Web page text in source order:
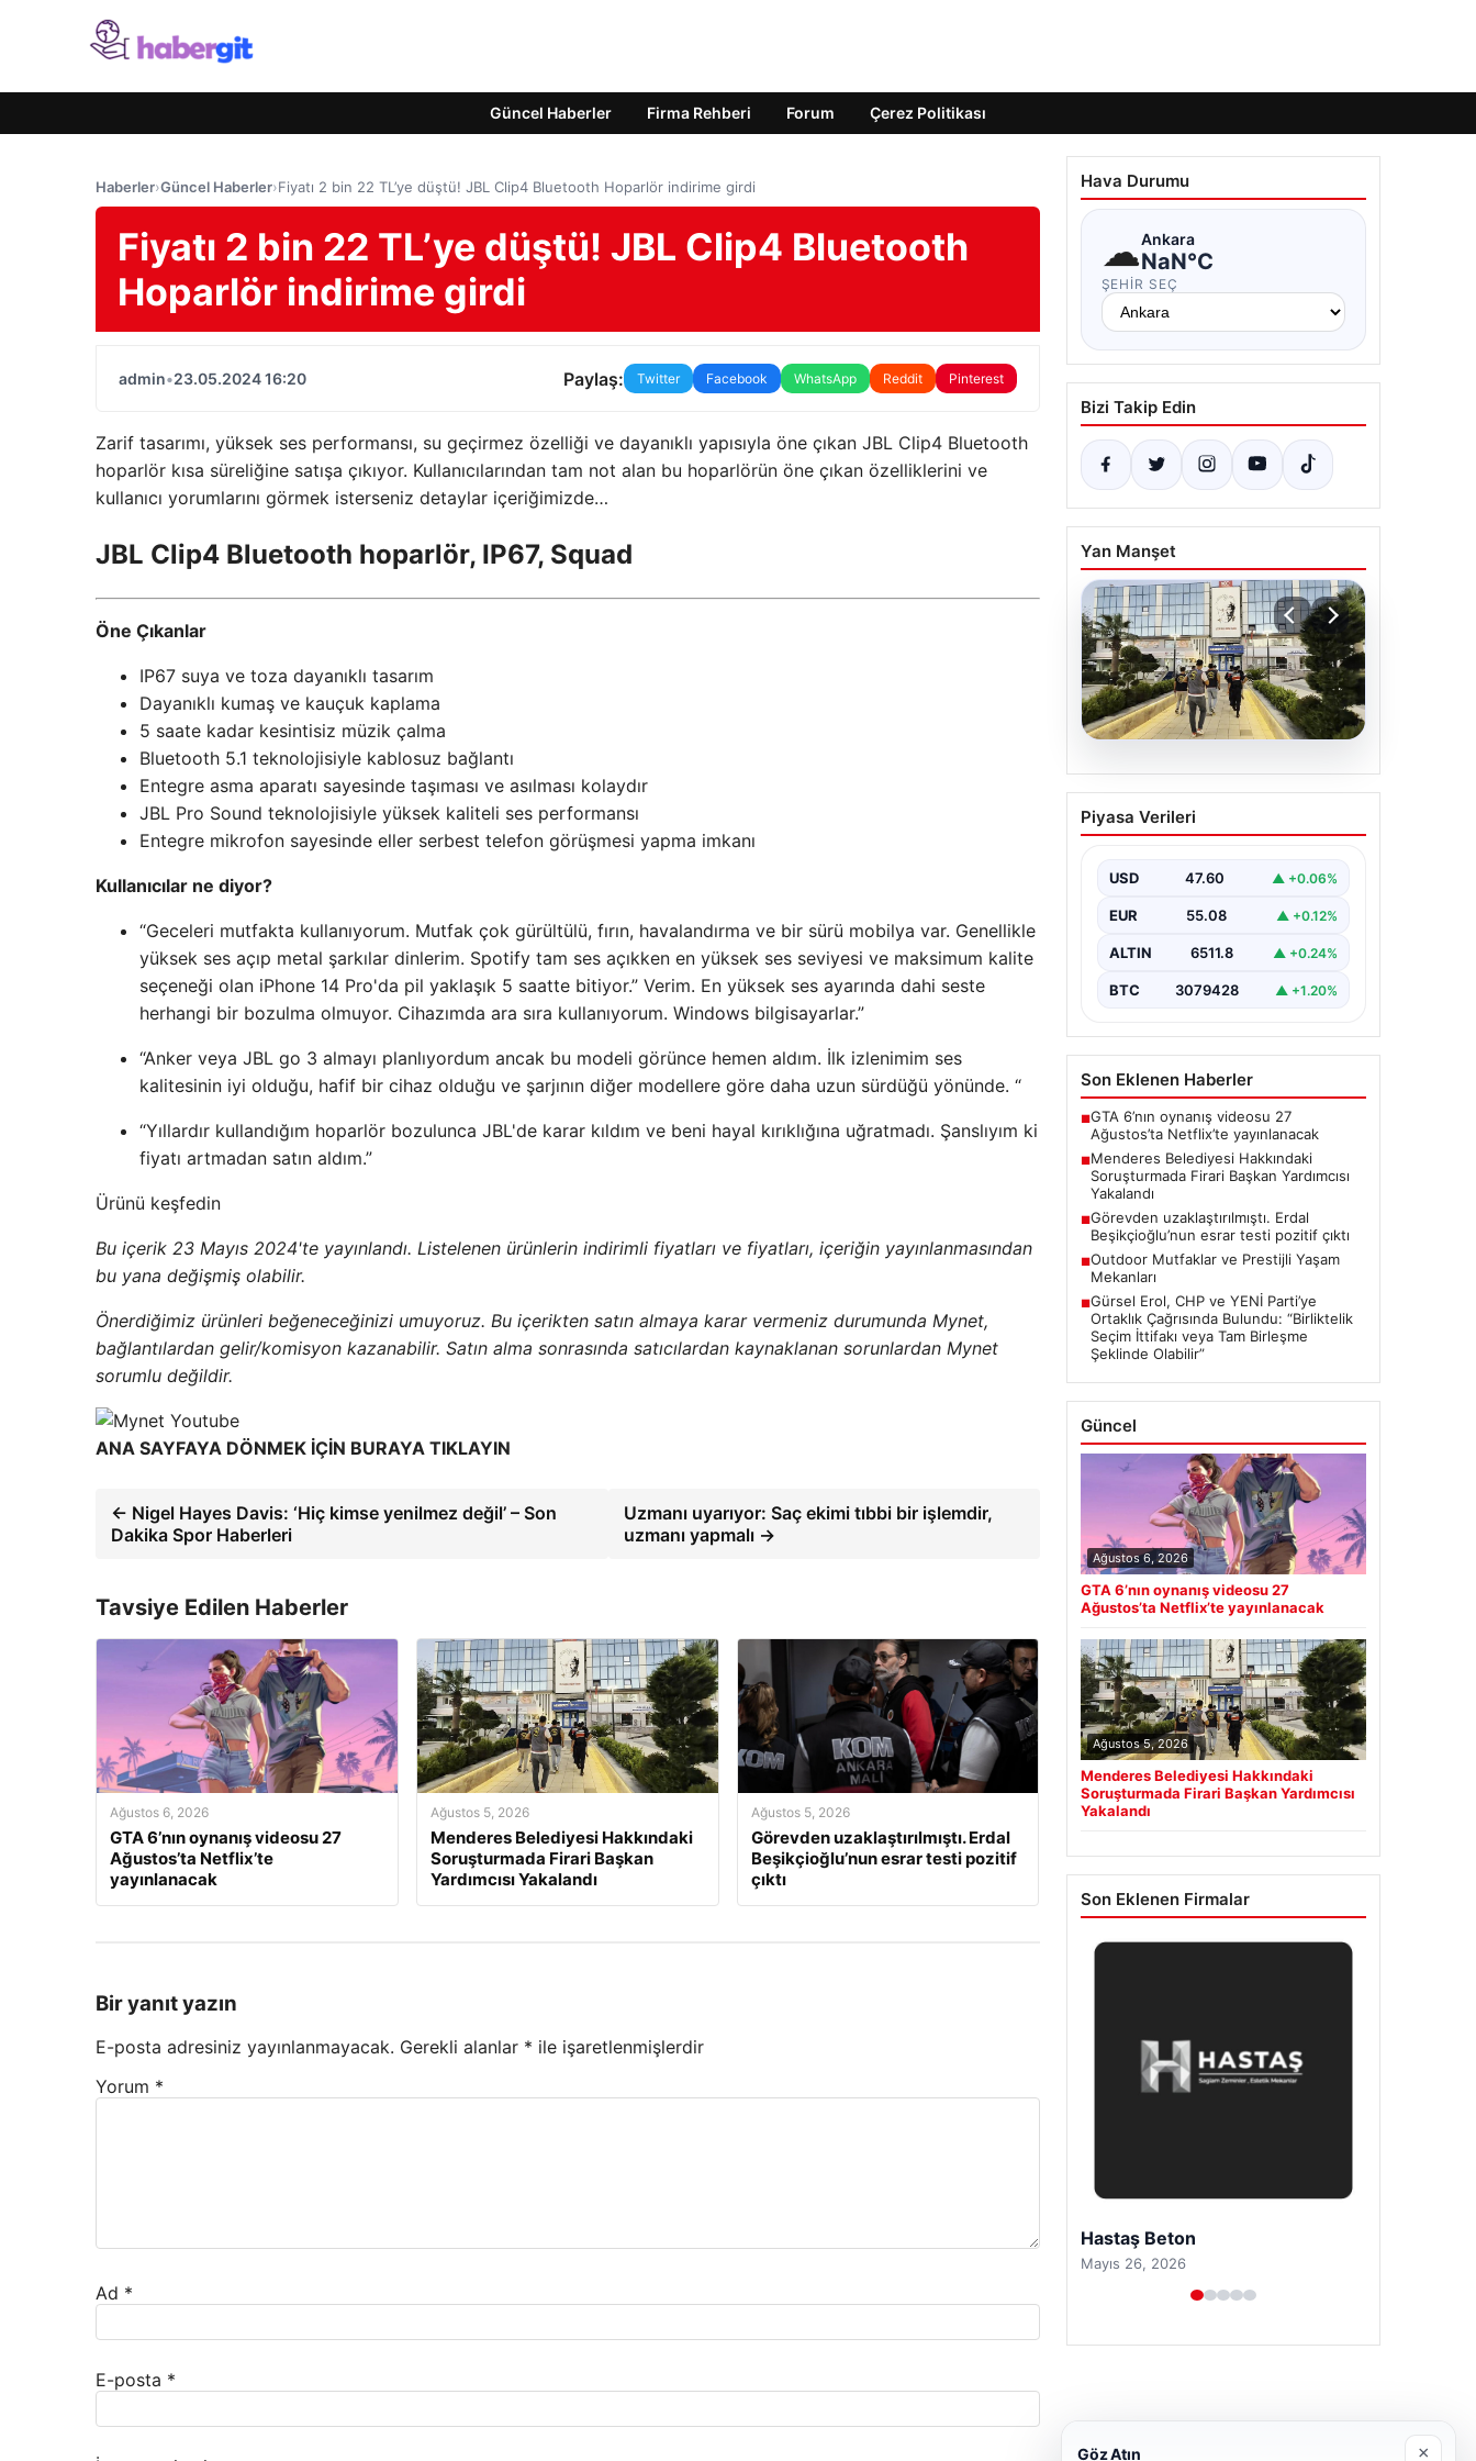
Güncel Haberler Firma Rehberi Forum Çerez Politikası
Haberler›Güncel Haberler›Fiyatı 2 bin 22 TL’ye düştü! JBL Clip4 Bluetooth Hoparlör indirime girdi
Fiyatı 2 bin 22 TL’ye düştü! JBL Clip4 Bluetooth
Hoparlör indirime girdi
admin•23.05.2024 16:20 Paylaş: Twitter Facebook WhatsApp Reddit Pinterest
Zarif tasarımı, yüksek ses performansı, su geçirmez özelliği ve dayanıklı yapısıyla öne çıkan JBL Clip4 Bluetooth
hoparlör kısa süreliğine satışa çıkıyor. Kullanıcılarından tam not alan bu hoparlörün öne çıkan özelliklerini ve
kullanıcı yorumlarını görmek isterseniz detaylar içeriğimizde…
JBL Clip4 Bluetooth hoparlör, IP67, Squad
Öne Çıkanlar
IP67 suya ve toza dayanıklı tasarım
Dayanıklı kumaş ve kauçuk kaplama
5 saate kadar kesintisiz müzik çalma
Bluetooth 5.1 teknolojisiyle kablosuz bağlantı
Entegre asma aparatı sayesinde taşıması ve asılması kolaydır
JBL Pro Sound teknolojisiyle yüksek kaliteli ses performansı
Entegre mikrofon sayesinde eller serbest telefon görüşmesi yapma imkanı
Kullanıcılar ne diyor?
“Geceleri mutfakta kullanıyorum. Mutfak çok gürültülü, fırın, havalandırma ve bir sürü mobilya var. Genellikle
yüksek ses açıp metal şarkılar dinlerim. Spotify tam ses açıkken en yüksek ses seviyesi ve maksimum kalite
seçeneği olan iPhone 14 Pro'da pil yaklaşık 5 saatte bitiyor.” Verim. En yüksek ses ayarında dahi seste
herhangi bir bozulma olmuyor. Cihazımda ara sıra kullanıyorum. Windows bilgisayarlar.”
“Anker veya JBL go 3 almayı planlıyordum ancak bu modeli görünce hemen aldım. İlk izlenimim ses
kalitesinin iyi olduğu, hafif bir cihaz olduğu ve şarjının diğer modellere göre daha uzun sürdüğü yönünde. “
“Yıllardır kullandığım hoparlör bozulunca JBL'de karar kıldım ve beni hayal kırıklığına uğratmadı. Şanslıyım ki
fiyatı artmadan satın aldım.”
Ürünü keşfedin
Bu içerik 23 Mayıs 2024'te yayınlandı. Listelenen ürünlerin indirimli fiyatları ve fiyatları, içeriğin yayınlanmasından
bu yana değişmiş olabilir.
Önerdiğimiz ürünleri beğeneceğinizi umuyoruz. Bu içerikten satın almaya karar vermeniz durumunda Mynet,
bağlantılardan gelir/komisyon kazanabilir. Satın alma sonrasında satıcılardan kaynaklanan sorunlardan Mynet
sorumlu değildir.
ANA SAYFAYA DÖNMEK İÇİN BURAYA TIKLAYIN
← Nigel Hayes Davis: ‘Hiç kimse yenilmez değil’ – Son
Dakika Spor Haberleri
Uzmanı uyarıyor: Saç ekimi tıbbi bir işlemdir,
uzmanı yapmalı →
Tavsiye Edilen Haberler
Ağustos 6, 2026
GTA 6’nın oynanış videosu 27
Ağustos’ta Netflix’te
yayınlanacak
Ağustos 5, 2026
Menderes Belediyesi Hakkındaki
Soruşturmada Firari Başkan
Yardımcısı Yakalandı
Ağustos 5, 2026
Görevden uzaklaştırılmıştı. Erdal
Beşikçioğlu’nun esrar testi pozitif
çıktı
Bir yanıt yazın
E-posta adresiniz yayınlanmayacak. Gerekli alanlar * ile işaretlenmişlerdir
Yorum *
Ad *
E-posta *
Hava Durumu
☁Ankara
NaN°C
ŞEHIR SEÇ
Bizi Takip Edin
Yan Manşet
05.08.2026
Menderes Belediyesi
Hakkındaki
Başkan Yardımcısı
Yakalandı
yönelik geniş çaplı soruşturma
Belediye Başkan Yardımcısı…
Piyasa Verileri
USD 47.60 ▲ +0.06%
EUR 55.08 ▲ +0.12%
ALTIN 6511.8 ▲ +0.24%
BTC 3079428 ▲ +1.20%
Son Eklenen Haberler
■GTA 6’nın oynanış videosu 27
Ağustos’ta Netflix’te yayınlanacak
■Menderes Belediyesi Hakkındaki
Soruşturmada Firari Başkan Yardımcısı
Yakalandı
■Görevden uzaklaştırılmıştı. Erdal
Beşikçioğlu’nun esrar testi pozitif çıktı
■Outdoor Mutfaklar ve Prestijli Yaşam
Mekanları
■Gürsel Erol, CHP ve YENİ Parti’ye
Ortaklık Çağrısında Bulundu: “Birliktelik
Seçim İttifakı veya Tam Birleşme
Şeklinde Olabilir”
Güncel
Ağustos 6, 2026
GTA 6’nın oynanış videosu 27
Ağustos’ta Netflix’te yayınlanacak
Ağustos 5, 2026
Menderes Belediyesi Hakkındaki
Soruşturmada Firari Başkan Yardımcısı
Yakalandı
Son Eklenen Firmalar
Hastaş Beton
Mayıs 26, 2026
Göz Atın ×